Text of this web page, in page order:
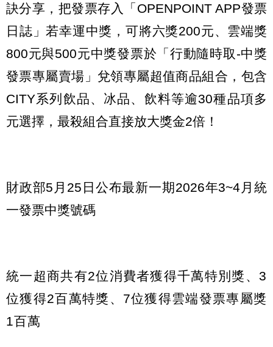
訣分享，把發票存入「OPENPOINT APP發票
日誌」若幸運中獎，可將六獎200元、雲端獎
800元與500元中獎發票於「行動隨時取-中獎
發票專屬賣場」兌領專屬超值商品組合，包含
CITY系列飲品、冰品、飲料等逾30種品項多
元選擇，最殺組合直接放大獎金2倍！
財政部5月25日公布最新一期2026年3~4月統
一發票中獎號碼
統一超商共有2位消費者獲得千萬特別獎、3
位獲得2百萬特獎、7位獲得雲端發票專屬獎
1百萬